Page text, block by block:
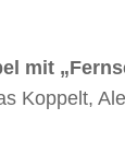
mit
Koppelt,